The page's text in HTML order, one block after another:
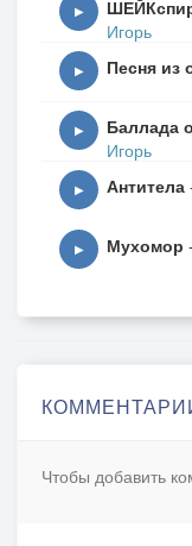
Если
Сам до
Отломлю
▶
Игорь
▶ Песня из
▶ Баллада
Игорь
▶ Антитела
▶ Мухомор -
Чтобы добавить